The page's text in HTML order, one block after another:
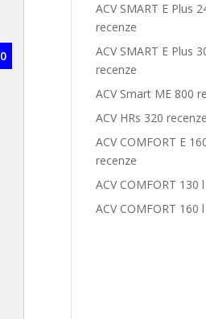
ACV SMART E Plus
recenze
ACV SMART E Plus
recenze
ACV Smart ME 800
ACV HRs 320 recenze
ACV COMFORT E
recenze
ACV COMFORT 130
ACV COMFORT 160